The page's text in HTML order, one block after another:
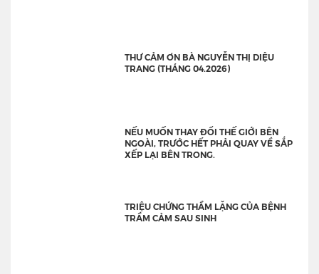
THƯ CẢM ƠN BÀ NGUYỄN THỊ DIỆU
TRANG (THÁNG 04.2026)
NẾU MUỐN THAY ĐỔI THẾ GIỚI BÊN
NGOÀI, TRƯỚC HẾT PHẢI QUAY VỀ SẮP
XẾP LẠI BÊN TRONG.
TRIỆU CHỨNG THẦM LẶNG CỦA BỆNH
TRẦM CẢM SAU SINH